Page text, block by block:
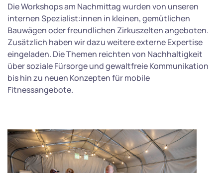
Die Workshops am Nachmittag wurden von unseren
internen Spezialist:innen in kleinen, gemütlichen
Bauwägen oder freundlichen Zirkuszelten angeboten.
Zusätzlich haben wir dazu weitere externe Expertise
eingeladen. Die Themen reichten von Nachhaltigkeit
über soziale Fürsorge und gewaltfreie Kommunikation
bis hin zu neuen Konzepten für mobile
Fitnessangebote.